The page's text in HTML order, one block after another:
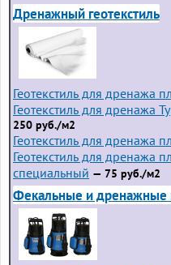
Дренажный геотекстиль
Геотекстиль для дренажа
Геотекстиль для дренажа
250 руб./м2
Геотекстиль для дренажа
Геотекстиль для дренажа
специальный — 75 руб./м2
Фекальные и дренажные